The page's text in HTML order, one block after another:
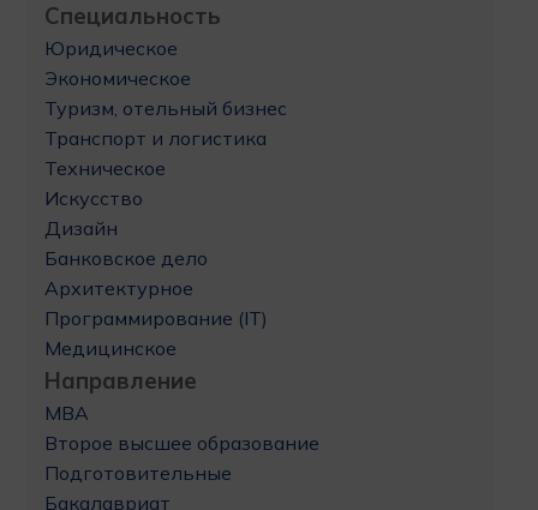
Специальность
Юридическое
Экономическое
Туризм, отельный бизнес
Транспорт и логистика
Техническое
Искусство
Дизайн
Банковское дело
Архитектурное
Программирование (IT)
Медицинское
Направление
MBA
Второе высшее образование
Подготовительные
Бакалавриат